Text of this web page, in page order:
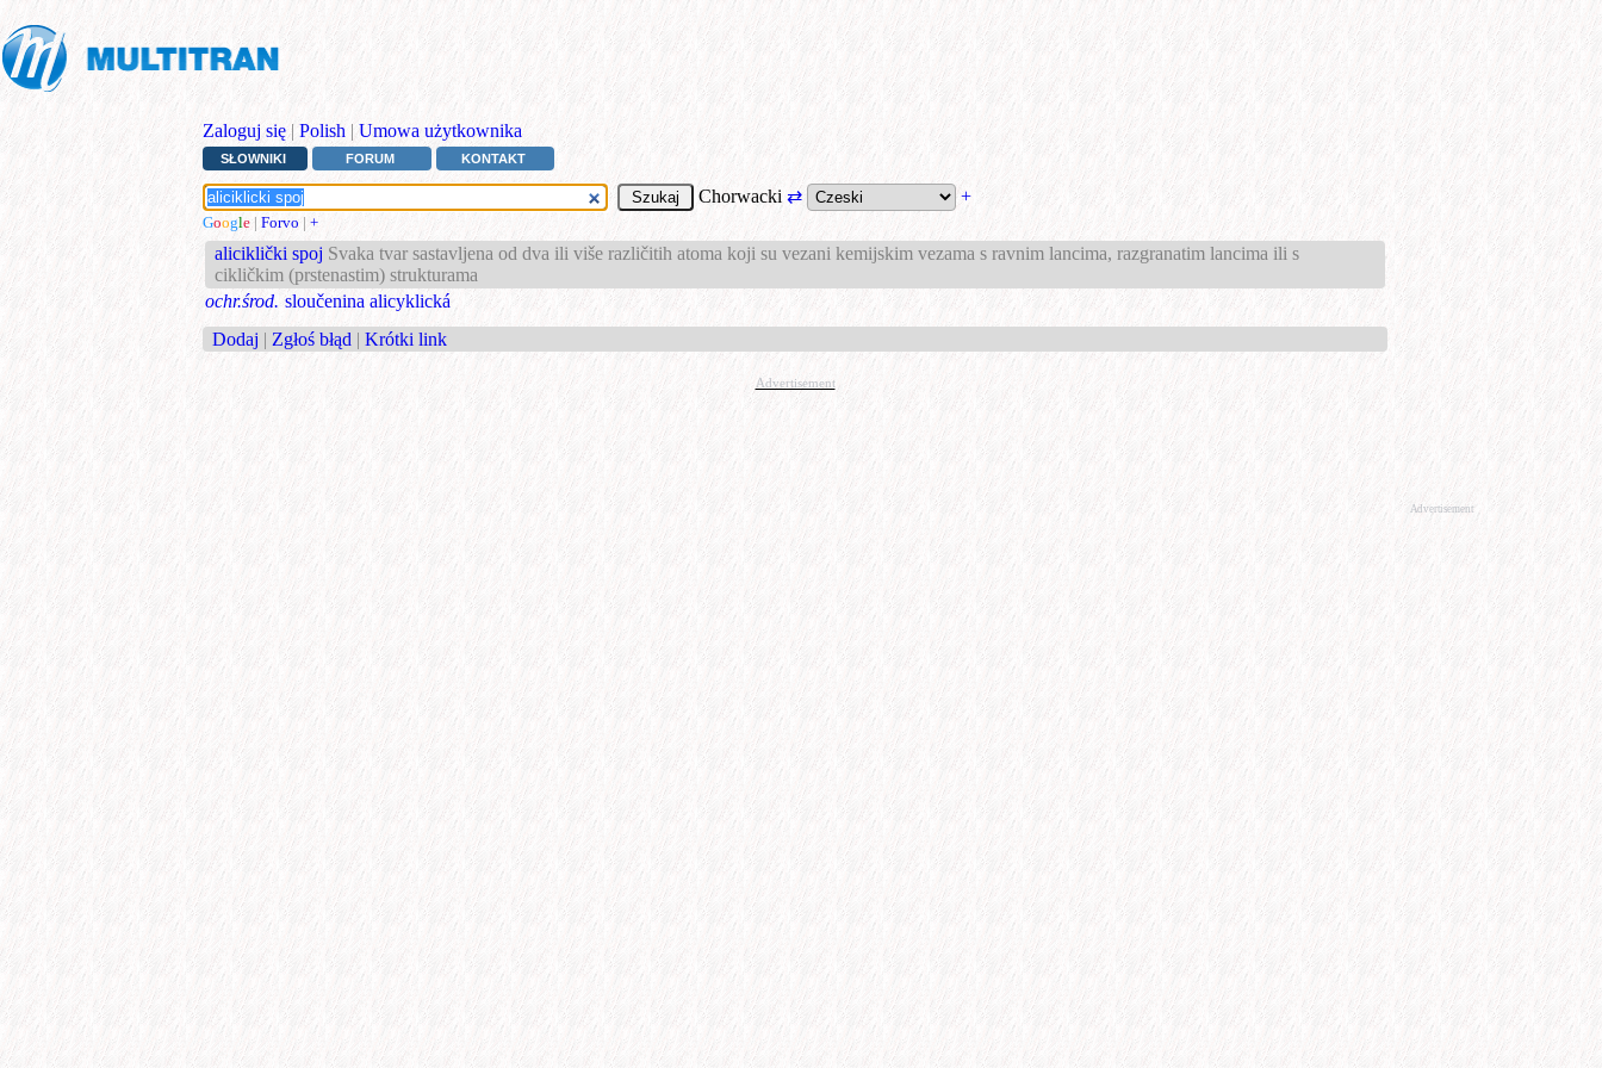
Zaloguj się | Polish | Umowa użytkownika
SŁOWNIKI FORUM KONTAKT
Chorwacki ⇄ +
Google | Forvo | +
aliciklički spoj Svaka tvar sastavljena od dva ili više različitih atoma koji su vezani kemijskim vezama s ravnim lancima, razgranatim lancima ili s
cikličkim (prstenastim) strukturama
ochr.środ. sloučenina alicyklická
Dodaj | Zgłoś błąd | Krótki link
Advertisement
Advertisement